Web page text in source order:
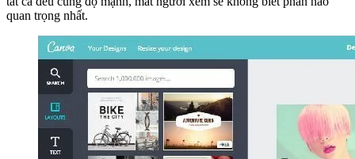
quan trọng nhất.